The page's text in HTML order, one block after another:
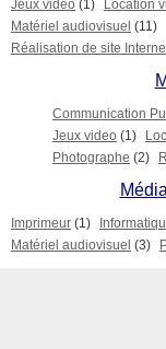
Jeux video (1) Location
Matériel audiovisuel (11)
Réalisation de site
Communication
Jeux video (1)
Photographe (2)
Imprimeur (1)
Matériel audiovisuel (3)